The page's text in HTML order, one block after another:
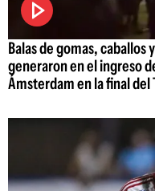
Balas de gomas, caballos
generaron en el ingreso
Ámsterdam en la final